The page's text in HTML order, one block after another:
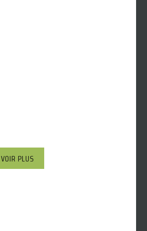
VOIR PLUS